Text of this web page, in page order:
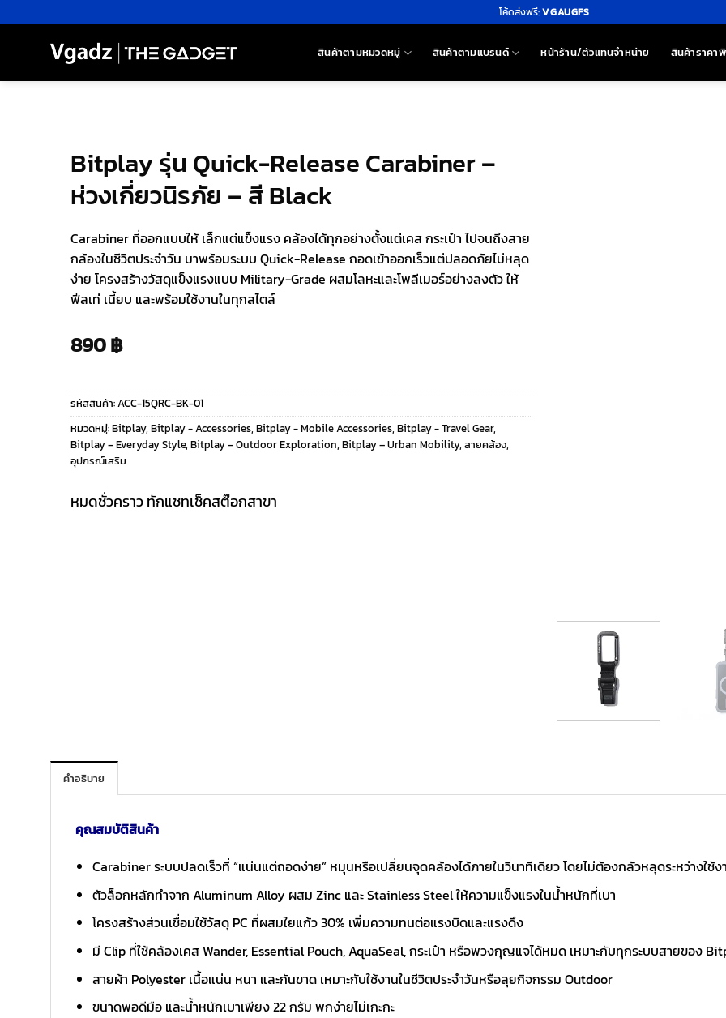
ไป
โค้ดส่งฟรี:VGAUGFS
สินค้าตามหมวดหมู่ สินค้าตามแบรนด์ หน้าร้าน/ตัวแทนจำหน่าย สินค้าราคา
Bitplay รุ่น Quick-Release Carabiner –
ห่วงเกี่ยวนิรภัย – สี Black
Carabiner ที่ออกแบบให้ เล็กแต่แข็งแรง คล้องได้ทุกอย่างตั้งแต่เคส กระเป๋า ไปจนถึงสาย
กล้องในชีวิตประจำวัน มาพร้อมระบบ Quick-Release ถอดเข้าออกเร็วแต่ปลอดภัยไม่หลุด
ง่าย โครงสร้างวัสดุแข็งแรงแบบ Military-Grade ผสมโลหะและโพลีเมอร์อย่างลงตัว ให้
ฟีลเท่ เนี้ยบ และพร้อมใช้งานในทุกสไตล์
890฿
รหัสสินค้า:ACC-15QRC-BK-01
หมวดหมู่:Bitplay, Bitplay - Accessories, Bitplay - Mobile Accessories, Bitplay - Travel Gear,
Bitplay – Everyday Style, Bitplay – Outdoor Exploration, Bitplay – Urban Mobility, สายคล้อง,
อุปกรณ์เสริม
หมดชั่วคราว ทักแชทเช็คสต๊อกสาขา
คำอธิบาย
คุณสมบัติสินค้า
Carabiner ระบบปลดเร็วที่ “แน่นแต่ถอดง่าย” หมุนหรือเปลี่ยนจุดคล้องได้ภายในวินาทีเดียว โดยไม่ต้องกลัวหลุดระหว่างใช้ง
ตัวล็อกหลักทำจาก Aluminum Alloy ผสม Zinc และ Stainless Steel ให้ความแข็งแรงในน้ำหนักที่เบา
โครงสร้างส่วนเชื่อมใช้วัสดุ PC ที่ผสมใยแก้ว 30% เพิ่มความทนต่อแรงบิดและแรงดึง
มี Clip ที่ใช้คล้องเคส Wander, Essential Pouch, AquaSeal, กระเป๋า หรือพวงกุญแจได้หมด เหมาะกับทุกระบบสายของ
สายผ้า Polyester เนื้อแน่น หนา และกันขาด เหมาะกับใช้งานในชีวิตประจำวันหรือลุยกิจกรรม Outdoor
ขนาดพอดีมือ และน้ำหนักเบาเพียง 22 กรัม พกง่ายไม่เกะกะ